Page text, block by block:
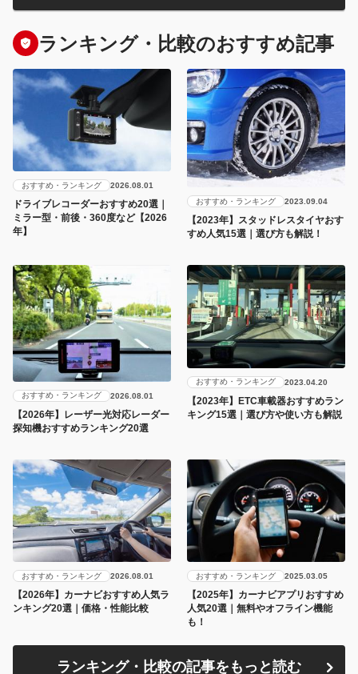
ランキング・比較のおすすめ記事
おすすめ・ランキング 2026.08.01
ドライブレコーダーおすすめ20選｜
ミラー型・前後・360度など【2026
年】
おすすめ・ランキング 2023.09.04
【2023年】スタッドレスタイヤおす
すめ人気15選｜選び方も解説！
おすすめ・ランキング 2026.08.01
【2026年】レーザー光対応レーダー
探知機おすすめランキング20選
おすすめ・ランキング 2023.04.20
【2023年】ETC車載器おすすめラン
キング15選｜選び方や使い方も解説
おすすめ・ランキング 2026.08.01
【2026年】カーナビおすすめ人気ラ
ンキング20選｜価格・性能比較
おすすめ・ランキング 2025.03.05
【2025年】カーナビアプリおすすめ
人気20選｜無料やオフライン機能
も！
ランキング・比較の記事をもっと読む